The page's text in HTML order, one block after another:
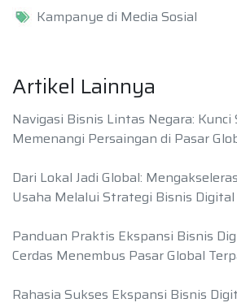
Kampanye di Media Sosial
Artikel Lainnya
Navigasi Bisnis Lintas Negara: Kunci
Memenangi Persaingan di Pasar
Dari Lokal Jadi Global:
Usaha Melalui Strategi Bisnis
Panduan Praktis Ekspansi Bisnis
Cerdas Menembus Pasar Global
Rahasia Sukses Ekspansi Bisnis